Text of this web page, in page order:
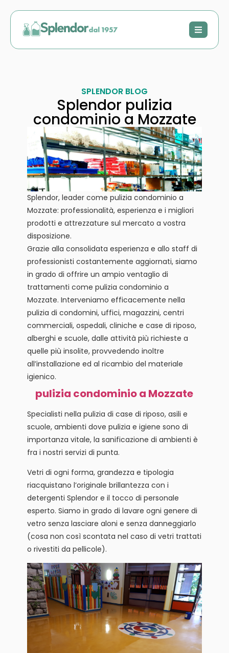
SPLENDOR BLOG
Splendor pulizia
condominio a Mozzate
Splendor, leader come pulizia condominio a
Mozzate: professionalità, esperienza e i migliori
prodotti e attrezzature sul mercato a vostra
disposizione.
Grazie alla consolidata esperienza e allo staff di
professionisti costantemente aggiornati, siamo
in grado di offrire un ampio ventaglio di
trattamenti come pulizia condominio a
Mozzate. Interveniamo efficacemente nella
pulizia di condomini, uffici, magazzini, centri
commerciali, ospedali, cliniche e case di riposo,
alberghi e scuole, dalle attività più richieste a
quelle più insolite, provvedendo inoltre
all’installazione ed al ricambio del materiale
igienico.
pulizia condominio a Mozzate
Specialisti nella pulizia di case di riposo, asili e
scuole, ambienti dove pulizia e igiene sono di
importanza vitale, la sanificazione di ambienti è
fra i nostri servizi di punta.
Vetri di ogni forma, grandezza e tipologia
riacquistano l’originale brillantezza con i
detergenti Splendor e il tocco di personale
esperto. Siamo in grado di lavare ogni genere di
vetro senza lasciare aloni e senza danneggiarlo
(cosa non così scontata nel caso di vetri trattati
o rivestiti da pellicole).